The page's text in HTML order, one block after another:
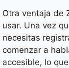
Otra ventaja de
usar. Una vez
necesitas
comenzar a
accesible, lo